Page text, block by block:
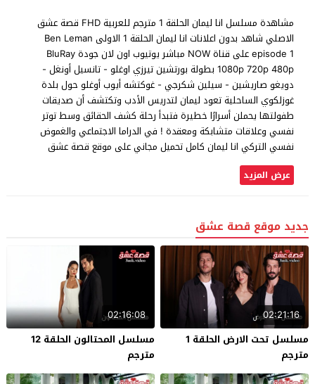
مشاهدة مسلسل انا ليمان الحلقة 1 مترجم للعربية FHD قصة عشق
الاصلي شاهد بدون اعلانات انا ليمان الحلقة 1 الاولى Ben Leman
episode 1 على قناة NOW مباشر يوتيوب اون لان جودة BluRay
1080p 720p 480p بطولة بورتشين تيرزي اوغلو - تانسيل أونغل -
دويغو صاريشين - سيلين شكرجي - غوكتشه أيوب أوغلو حول بلدة
غوزلكوي الساحلية تعود ليمان لتدريس الأدب وتكتشف أن صديقات
طفولتها يحملن أسرارًا خطيرة فتبدأ رحلة كشف الحقائق وسط توتر
نفسي وعلاقات متشابكة ومعقدة ! في الدراما الاجتماعي والغموض
نفسي التركي انا ليمان كامل تحميل مجاني على موقع قصة عشق
عرض المزيد
جديد موقع قصة عشق
02:21:16
مسلسل تحت الارض الحلقة 1
مترجم
02:16:08
مسلسل المحتالون الحلقة 12
مترجم